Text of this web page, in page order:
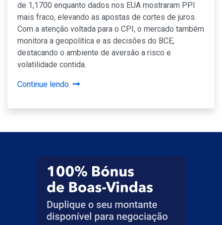
de 1,1700 enquanto dados nos EUA mostraram PPI
mais fraco, elevando as apostas de cortes de juros.
Com a atenção voltada para o CPI, o mercado também
monitora a geopolítica e as decisões do BCE,
destacando o ambiente de aversão a risco e
volatilidade contida.
Continue lendo